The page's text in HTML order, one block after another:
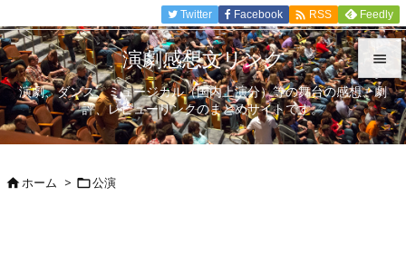


メニュ

Twitter Facebook  RSS Feedly
演劇感想文リンク
演劇、ダンス、ミュージカル（国内上演分）等の舞台の感想、劇
評、レビューリンクのまとめサイトです。
ホーム > 公演